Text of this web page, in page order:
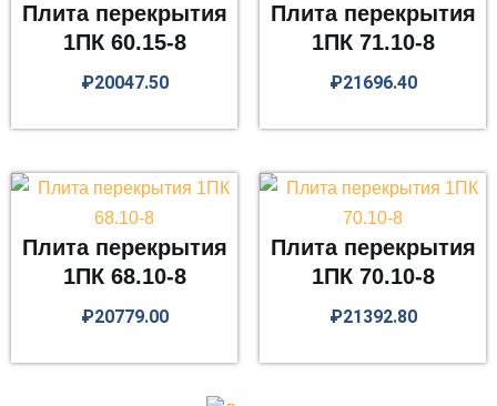
Плита перекрытия
1ПК 60.15-8
₽20047.50
Плита перекрытия
1ПК 71.10-8
₽21696.40
Плита перекрытия
1ПК 68.10-8
₽20779.00
Плита перекрытия
1ПК 70.10-8
₽21392.80